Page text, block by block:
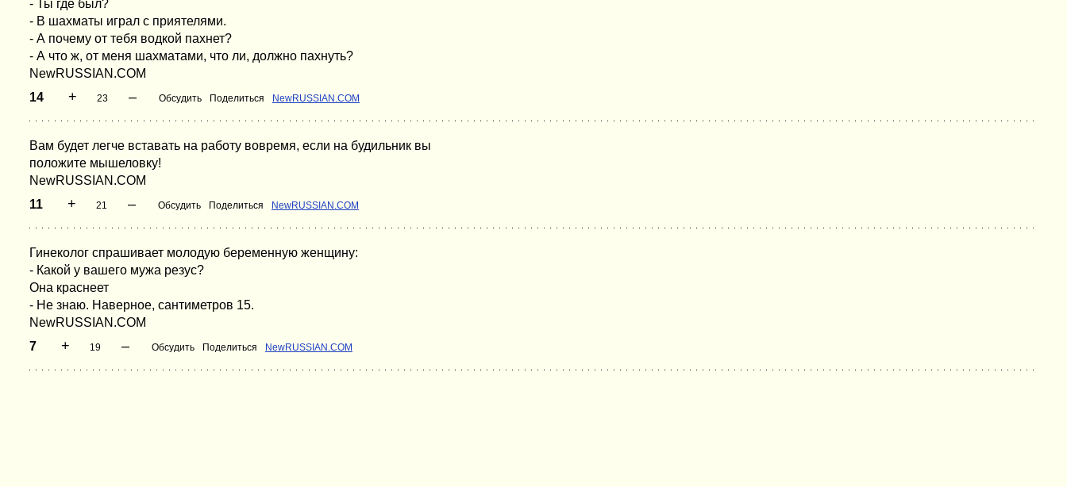
- Ты где был?
- В шахматы играл с приятелями.
- А почему от тебя водкой пахнет?
- А что ж, от меня шахматами, что ли, должно пахнуть?
NewRUSSIAN.COM
14
+ 23 – Обсудить Поделиться NewRUSSIAN.COM
Вам будет легче вставать на работу вовремя, если на будильник вы
положите мышеловку!
NewRUSSIAN.COM
11
+ 21 – Обсудить Поделиться NewRUSSIAN.COM
Гинеколог спрашивает молодую беременную женщину:
- Какой у вашего мужа резус?
Она краснеет
- Не знаю. Наверное, сантиметров 15.
NewRUSSIAN.COM
7
+ 19 – Обсудить Поделиться NewRUSSIAN.COM